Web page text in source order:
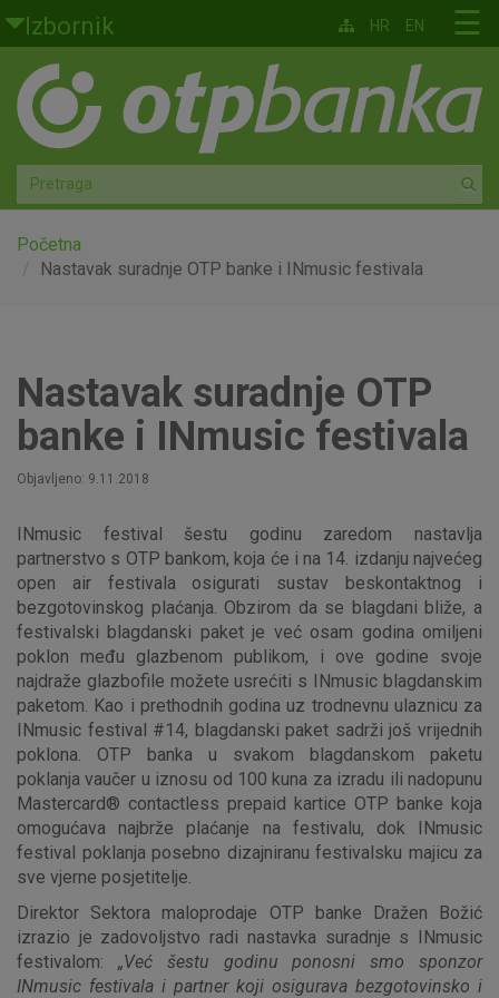
Skoči na glavni sadržaj
Izbornik
Građani
Privatno bankarstvo
Agro
Mala poduzeća i obrtnici
Faktoring
☰
HR EN
Početna
Nastavak suradnje OTP banke i INmusic festivala
Nastavak suradnje OTP
banke i INmusic festivala
Objavljeno: 9.11.2018
INmusic festival šestu godinu zaredom nastavlja
partnerstvo s OTP bankom, koja će i na 14. izdanju najvećeg
open air festivala osigurati sustav beskontaktnog i
bezgotovinskog plaćanja. Obzirom da se blagdani bliže, a
festivalski blagdanski paket je već osam godina omiljeni
poklon među glazbenom publikom, i ove godine svoje
najdraže glazbofile možete usrećiti s INmusic blagdanskim
paketom. Kao i prethodnih godina uz trodnevnu ulaznicu za
INmusic festival #14, blagdanski paket sadrži još vrijednih
poklona. OTP banka u svakom blagdanskom paketu
poklanja vaučer u iznosu od 100 kuna za izradu ili nadopunu
Mastercard® contactless prepaid kartice OTP banke koja
omogućava najbrže plaćanje na festivalu, dok INmusic
festival poklanja posebno dizajniranu festivalsku majicu za
sve vjerne posjetitelje.
Direktor Sektora maloprodaje OTP banke Dražen Božić
izrazio je zadovoljstvo radi nastavka suradnje s INmusic
festivalom: „Već šestu godinu ponosni smo sponzor
INmusic festivala i partner koji osigurava bezgotovinsko i